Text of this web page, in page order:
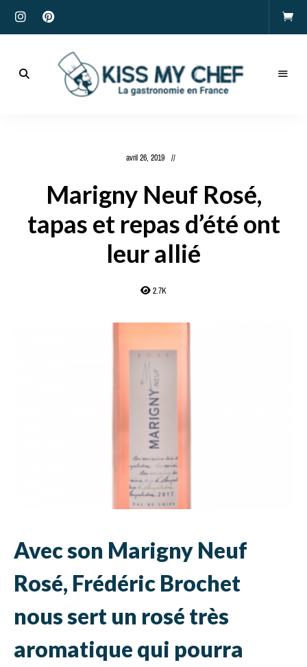
avril 26, 2019
Marigny Neuf Rosé,
tapas et repas d’été ont
leur allié
2.7K
Avec son Marigny Neuf
Rosé, Frédéric Brochet
nous sert un rosé très
aromatique qui pourra